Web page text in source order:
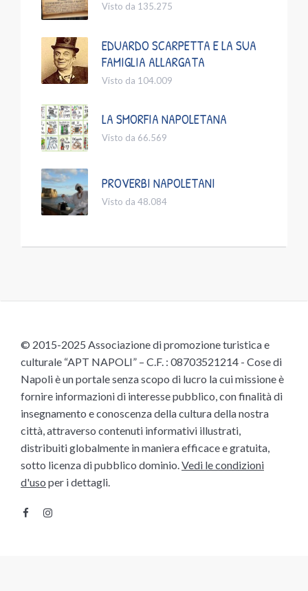
Visto da 135.275
EDUARDO SCARPETTA E LA SUA
FAMIGLIA ALLARGATA
Visto da 104.009
LA SMORFIA NAPOLETANA
Visto da 66.569
PROVERBI NAPOLETANI
Visto da 48.084
© 2015-2025 Associazione di promozione turistica e
culturale “APT NAPOLI” – C.F. : 08703521214 - Cose di
Napoli è un portale senza scopo di lucro la cui missione è
fornire informazioni di interesse pubblico, con finalità di
insegnamento e conoscenza della cultura della nostra
città, attraverso contenuti informativi illustrati,
distribuiti globalmente in maniera efficace e gratuita,
sotto licenza di pubblico dominio.Vedi le condizioni
d'uso per i dettagli.